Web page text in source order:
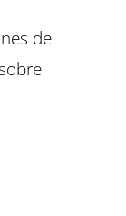
de